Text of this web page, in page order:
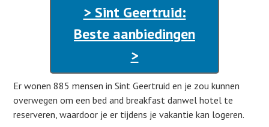
> Sint Geertruid:
Beste aanbiedingen
>
Er wonen 885 mensen in Sint Geertruid en je zou kunnen
overwegen om een bed and breakfast danwel hotel te
reserveren, waardoor je er tijdens je vakantie kan logeren.